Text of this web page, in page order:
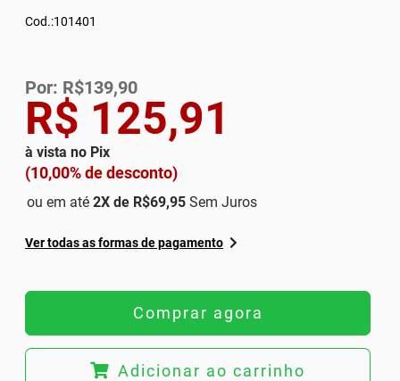
Cod.:101401
R$ 125,91
à vista no Pix
(10,00% de desconto)
Por: R$139,90
ou em até 2X de R$69,95 Sem Juros
Ver todas as formas de pagamento
Comprar agora
Adicionar ao carrinho